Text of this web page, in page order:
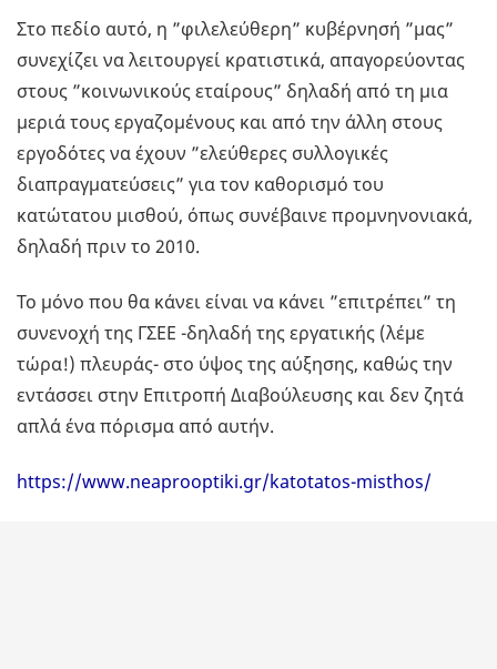
Στο πεδίο αυτό, η ”φιλελεύθερη” κυβέρνησή ”μας”
συνεχίζει να λειτουργεί κρατιστικά, απαγορεύοντας
στους ”κοινωνικούς εταίρους” δηλαδή από τη μια
μεριά τους εργαζομένους και από την άλλη στους
εργοδότες να έχουν ”ελεύθερες συλλογικές
διαπραγματεύσεις” για τον καθορισμό του
κατώτατου μισθού, όπως συνέβαινε προμνηνονιακά,
δηλαδή πριν το 2010.
Το μόνο που θα κάνει είναι να κάνει ”επιτρέπει” τη
συνενοχή της ΓΣΕΕ -δηλαδή της εργατικής (λέμε
τώρα!) πλευράς- στο ύψος της αύξησης, καθώς την
εντάσσει στην Επιτροπή Διαβούλευσης και δεν ζητά
απλά ένα πόρισμα από αυτήν.
https://www.neaprooptiki.gr/katotatos-misthos/